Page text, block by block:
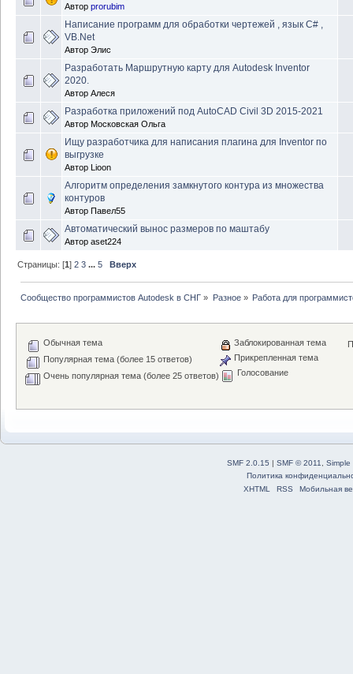
Автор prorubim
Написание программ для обработки чертежей , язык C# ,
VB.Net
Автор Элис
Разработать Маршрутную карту для Autodesk Inventor
2020.
Автор Алеся
Разработка приложений под AutoCAD Civil 3D 2015-2021
Автор Московская Ольга
Ищу разработчика для написания плагина для Inventor по
выгрузке
Автор Lioon
Алгоритм определения замкнутого контура из множества
контуров
Автор Павел55
Автоматический вынос размеров по маштабу
Автор aset224
Страницы: [1]2 3 ...5 Вверх
Сообщество программистов Autodesk в СНГ » Разное» Работа для
Обычная тема
Популярная тема (более 15 ответов)
Очень популярная тема (более 25 ответов)
Заблокированная тема
Прикрепленная тема
Голосование
SMF 2.0.15 | SMF © 2011
Simple
Политика
XHTML
RSS Мобильная